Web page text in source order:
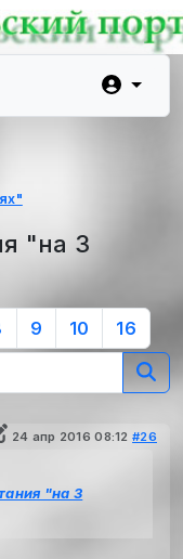
"на 3
9 10 16
24 апр 2016 08:12 #26
"на 3